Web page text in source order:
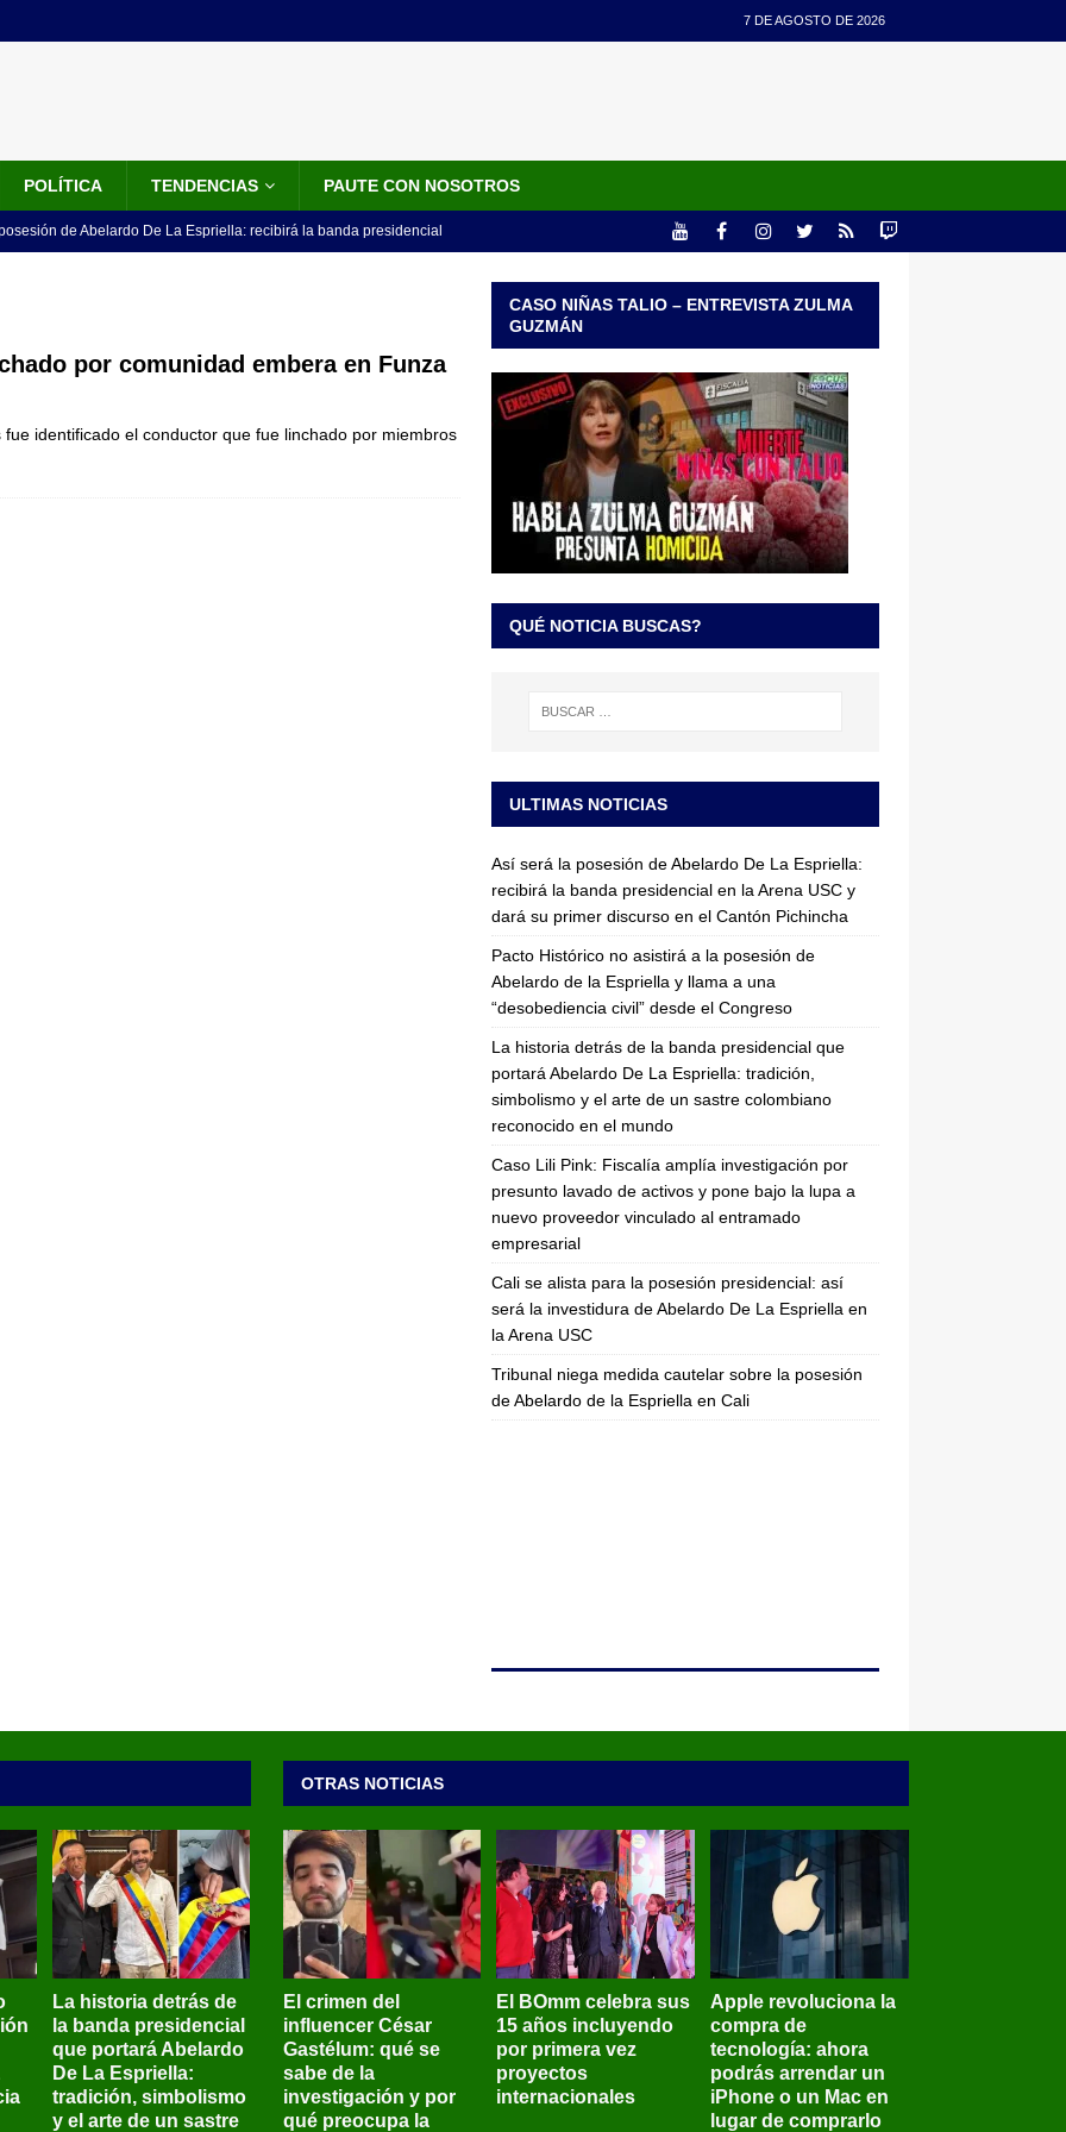
7 DE AGOSTO DE 2026
POLÍTICA TENDENCIAS PAUTE CON NOSOTROS
de Abelardo De La Espriella: recibirá la banda presidencial
de un sastre colombiano reconocido en el mundo LO
por comunidad embera en Funza
identificado el conductor que fue linchado por miembros
CASO NIÑAS TALIO – ENTREVISTA ZULMA
GUZMÁN
QUÉ NOTICIA BUSCAS?
ULTIMAS NOTICIAS
Así será la posesión de Abelardo De La Espriella:
recibirá la banda presidencial en la Arena USC y
dará su primer discurso en el Cantón Pichincha
Pacto Histórico no asistirá a la posesión de
Abelardo de la Espriella y llama a una
“desobediencia civil” desde el Congreso
La historia detrás de la banda presidencial que
portará Abelardo De La Espriella: tradición,
simbolismo y el arte de un sastre colombiano
reconocido en el mundo
Caso Lili Pink: Fiscalía amplía investigación por
presunto lavado de activos y pone bajo la lupa a
nuevo proveedor vinculado al entramado
empresarial
Cali se alista para la posesión presidencial: así
será la investidura de Abelardo De La Espriella en
la Arena USC
Tribunal niega medida cautelar sobre la posesión
de Abelardo de la Espriella en Cali
La historia detrás de
la banda presidencial
que portará Abelardo
De La Espriella:
tradición, simbolismo
y el arte de un sastre
OTRAS NOTICIAS
El crimen del
influencer César
Gastélum: qué se
sabe de la
investigación y por
qué preocupa la
El BOmm celebra sus
15 años incluyendo
por primera vez
proyectos
internacionales
Apple revoluciona la
compra de
tecnología: ahora
podrás arrendar un
iPhone o un Mac en
lugar de comprarlo